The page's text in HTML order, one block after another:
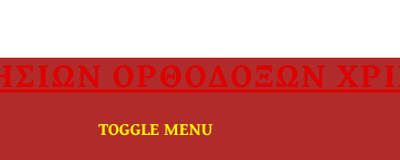
ΟΡΘΟΔΟΞΩΝ
TOGGLE MENU